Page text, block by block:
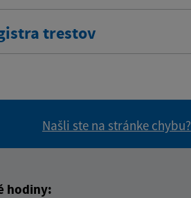
trestov
Našli ste na stránke chybu?
hodiny: